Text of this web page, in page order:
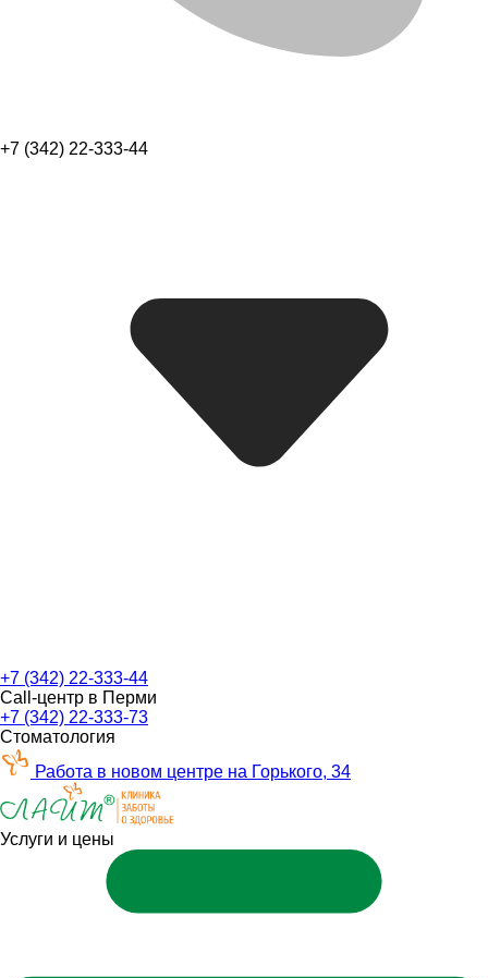
+7 (342) 22-333-44
+7 (342) 22-333-44
Call-центр в Перми
+7 (342) 22-333-73
Стоматология
Работа в новом центре на Горького, 34
Услуги и цены